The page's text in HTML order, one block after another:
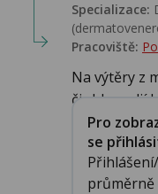
Specializace:
Pracoviště:
Na výtěry z
či chlamydií
Pro
se
průměrně